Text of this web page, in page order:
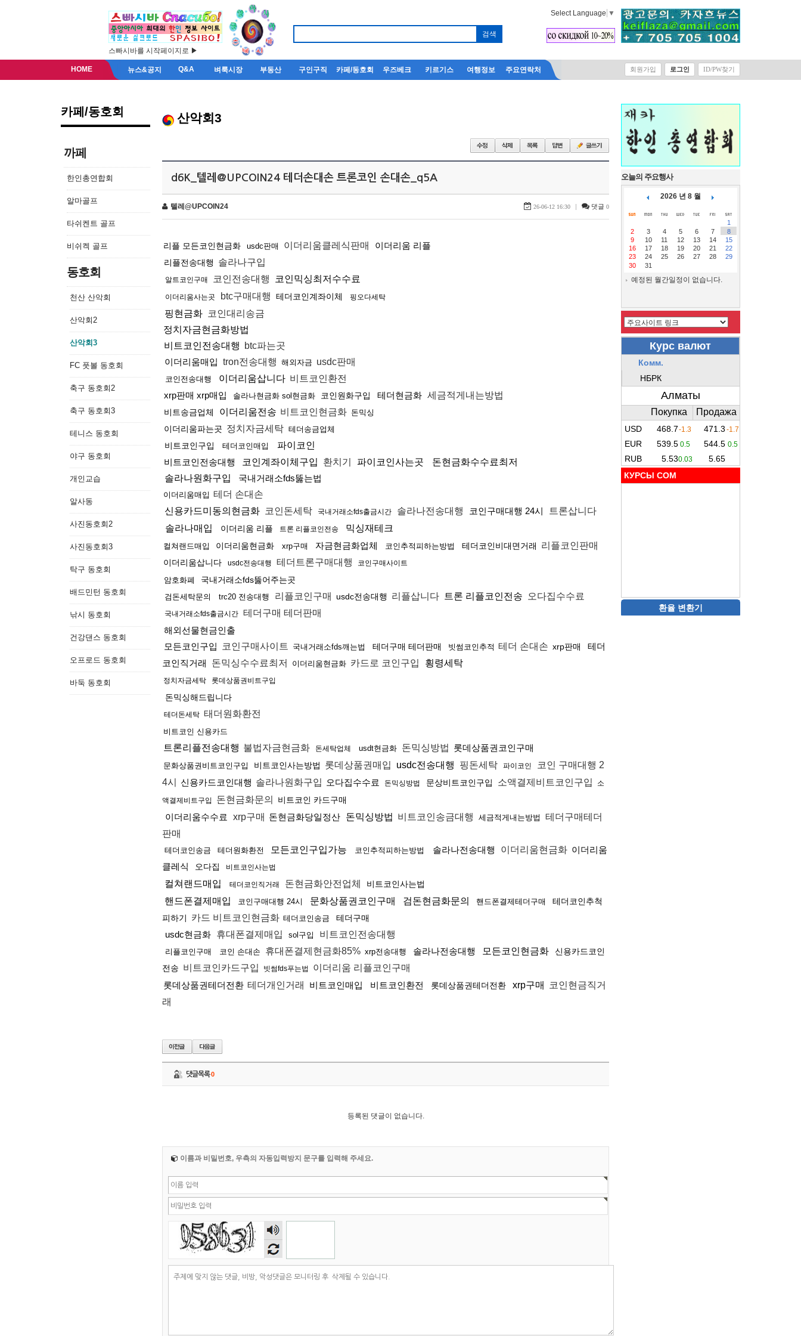
스빠시바를 시작페이지로 ▶
Select Language ▼
HOME 뉴스&공지 Q&A 벼룩시장 부동산 구인구직 카페/동호회 우즈베크 키르기스 여행정보 주요연락처 회원가입 로그인 ID/PW찾기
카페/동호회
까페
한인총연합회
알마골프
타쉬켄트 골프
비쉬켁 골프
동호회
천산 산악회
산악회2
산악회3
FC 풋볼 동호회
축구 동호회2
축구 동호회3
테니스 동호회
야구 동호회
개인교습
알사동
사진동호회2
사진동호회3
탁구 동호회
배드민턴 동호회
낚시 동호회
건강댄스 동호회
오프로드 동호회
바둑 동호회
산악회3
d6K_텔레@UPCOIN24 테더손대손 트론코인 손대손_q5A
텔레@UPCOIN24 26-06-12 16:30 | 댓글 0
리플 모든코인현금화 usdc판매 이더리움클레식판매 이더리움 리플
리플전송대행 솔라나구입
알트코인구매 코인전송대행 코인믹싱최저수수료
이더리움사는곳 btc구매대행 테더코인계좌이체 핑오다세탁
핑현금화 코인대리송금
정치자금현금화방법
비트코인전송대행
btc파는곳
이더리움매입 tron전송대행 해외자금 usdc판매
코인전송대행 이더리움삽니다 비트코인환전
xrp판매 xrp매입
솔라나현금화 sol현금화 코인원화구입 테더현금화 세금적게내는방법
비트송금업체 이더리움전송 비트코인현금화 돈믹싱
이더리움파는곳 정치자금세탁 테더송금업체
비트코인구입 테더코인매입
파이코인
비트코인전송대행
코인계좌이체구입 환치기 파이코인사는곳
돈현금화수수료최저
솔라나원화구입
국내거래소fds뚫는법
이더리움매입 테더 손대손
신용카드미동의현금화 코인돈세탁 국내거래소fds출금시간 솔라나전송대행 코인구매대행 24시
트론삽니다
솔라나매입
이더리움 리플 트론 리플코인전송 믹싱재테크
컬쳐랜드매입 이더리움현금화 xrp구매 자금현금화업체 코인추적피하는방법 테더코인비대면거래 리플코인판매
이더리움삽니다 usdc전송대행 테더트론구매대행 코인구매사이트
암호화폐 국내거래소fds뚫어주는곳
검돈세탁문의 trc20 전송대행 리플코인구매 usdc전송대행 리플삽니다 트론 리플코인전송 오다집수수료
국내거래소fds출금시간 테더구매 테더판매
해외선물현금인출
모든코인구입
코인구매사이트 국내거래소fds깨는법 테더구매 테더판매 빗썸코인추적 테더 손대손 xrp판매
테더
코인직거래
돈믹싱수수료최저 이더리움현금화 카드로 코인구입 횡령세탁
정치자금세탁 롯데상품권비트구입
돈믹싱해드립니다
테더돈세탁 태더원화환전
비트코인 신용카드
트론리플전송대행 불법자금현금화 돈세탁업체 usdt현금화 돈믹싱방법 롯데상품권코인구매
문화상품권비트코인구입 비트코인사는방법 롯데상품권매입 usdc전송대행 핑돈세탁 파이코인
코인 구매대행 2
4시
신용카드코인대행 솔라나원화구입 오다집수수료 돈믹싱방법 문상비트코인구입 소액결제비트코인구입 소
액결제비트구입 돈현금화문의 비트코인 카드구매
이더리움수수료 xrp구매 돈현금화당일정산 돈믹싱방법 비트코인송금대행 세금적게내는방법
테더구매테더
판매
테더코인송금 테더원화환전 모든코인구입가능 코인추적피하는방법 솔라나전송대행 이더리움현금화 이더리움
클레식
오다집 비트코인사는법
컬쳐랜드매입 테더코인직거래 돈현금화안전업체 비트코인사는법
핸드폰결제매입 코인구매대행 24시 문화상품권코인구매 검돈현금화문의 핸드폰결제테더구매
테더코인추척
피하기
카드 비트코인현금화 테더코인송금 테더구매
usdc현금화 휴대폰결제매입 sol구입 비트코인전송대행
리플코인구매 코인 손대손 휴대폰결제현금화85% xrp전송대행 솔라나전송대행 모든코인현금화
신용카드코인
전송 비트코인카드구입 빗썸fds푸는법
이더리움 리플코인구매
롯데상품권테더전환 테더개인거래 비트코인매입 비트코인환전 롯데상품권테더전환 xrp구매
코인현금직거
래
댓글목록0
등록된 댓글이 없습니다.
이름과 비밀번호, 우측의 자동입력방지 문구를 입력해 주세요.
숫자
음성
듣기
오늘의 주요행사
2026 년 8 월
1
2
3 4 5 6 7
8
9
10 11 12 13 14
15
16
17 18 19 20 21
22
23
24 25 26 27 28
29
30
31
예정된 월간일정이 없습니다.
КУРСЫ COM
환율 변환기